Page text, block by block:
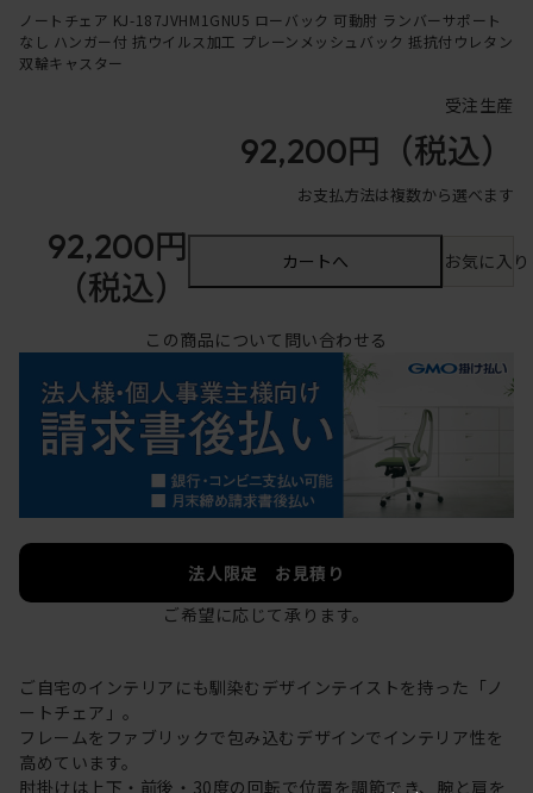
ノートチェア KJ-187JVHM1GNU5 ローバック 可動肘 ランバーサポート
なし ハンガー付 抗ウイルス加工 プレーンメッシュバック 抵抗付ウレタン
双輪キャスター
受注生産
92,200円 （税込）
お支払方法は複数から選べます
92,200円
（税込）
カートへ お気に入
この商品について問い合わせる
法人限定 お見積り
ご希望に応じて承ります。
ご自宅のインテリアにも馴染むデザインテイストを持った「ノ
ートチェア」。
フレームをファブリックで包み込むデザインでインテリア性を
高めています。
肘掛けは上下・前後・30度の回転で位置を調節でき、腕と肩を